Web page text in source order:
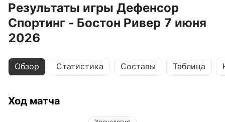
Результаты игры Дефенсор
Спортинг - Бостон Ривер 7 июня
2026
Обзор Статистика Составы Таблица
Ход матча